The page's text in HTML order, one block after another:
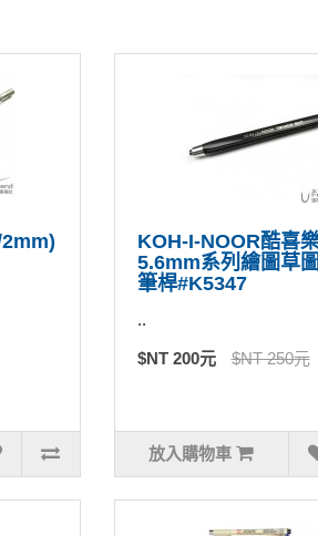
KOH-I-NOOR酷喜
5.6mm系列繪圖草
筆桿#K5347
..
$NT 200元 $NT 250元
放入購物車